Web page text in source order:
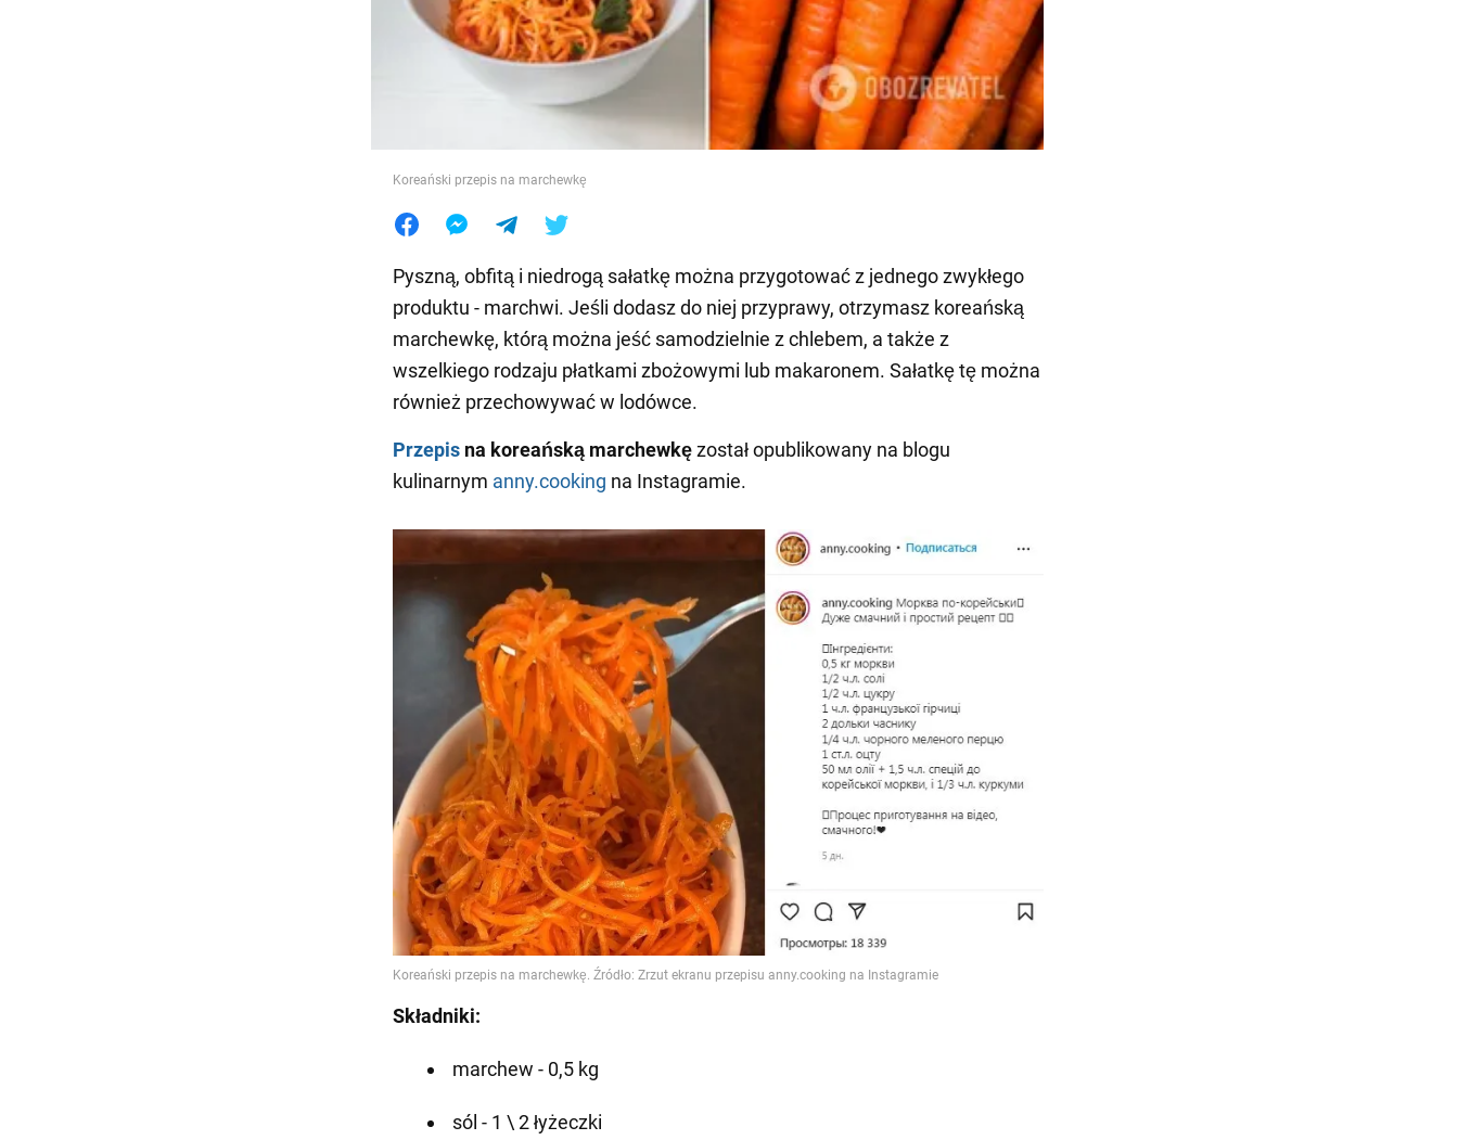
Jedzenie
Koreański przepis na marchewkę
Pyszną, obfitą i niedrogą sałatkę można przygotować z jednego zwykłego
produktu - marchwi. Jeśli dodasz do niej przyprawy, otrzymasz koreańską
marchewkę, którą można jeść samodzielnie z chlebem, a także z
wszelkiego rodzaju płatkami zbożowymi lub makaronem. Sałatkę tę można
również przechowywać w lodówce.
Przepis na koreańską marchewkęzostał opublikowany na blogu
kulinarnym anny.cooking na Instagramie.
Składniki:
marchew - 0,5 kg
sól - 1 \ 2 łyżeczki